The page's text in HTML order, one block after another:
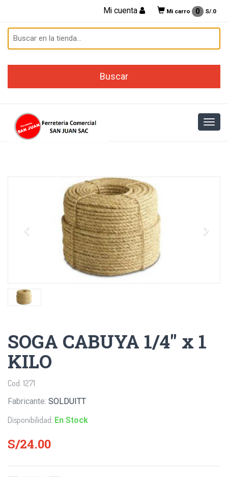
Mi cuenta Mi carro 0 S/.0
SOGA CABUYA 1/4" x 1
KILO
Cod. 1271
Fabricante: SOLDUITT
Disponibilidad: En Stock
S/24.00